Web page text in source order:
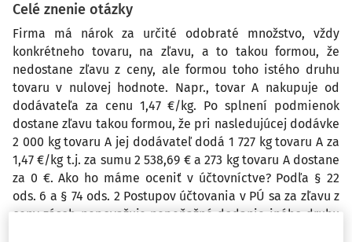
Celé znenie otázky
Firma má nárok za určité odobraté množstvo, vždy
konkrétneho tovaru, na zľavu, a to takou formou, že
nedostane zľavu z ceny, ale formou toho istého druhu
tovaru v nulovej hodnote. Napr., tovar A nakupuje od
dodávateľa za cenu 1,47 €/kg. Po splnení podmienok
dostane zľavu takou formou, že pri nasledujúcej dodávke
2 000 kg tovaru A jej dodávateľ dodá 1 727 kg tovaru A za
1,47 €/kg t.j. za sumu 2 538,69 € a 273 kg tovaru A dostane
za 0 €. Ako ho máme oceniť v účtovníctve? Podľa § 22
ods. 6 a § 74 ods. 2 Postupov účtovania v PÚ sa za zľavu z
ceny zásob nepovažuje nepeňažné dodanie iného druhu